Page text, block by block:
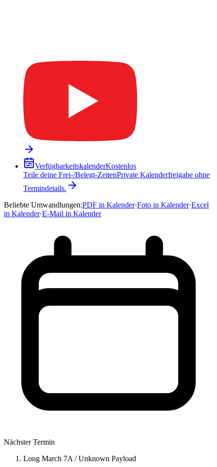
VerfügbarkeitskalenderKostenlos
Teile deine Frei-/Belegt-ZeitenPrivate Kalenderfreigabe ohne
Termindetails.
Beliebte Umwandlungen:PDF in Kalender·Foto in Kalender·Excel
in Kalender·E-Mail in Kalender
Nächster Termin
Long March 7A / Unknown Payload